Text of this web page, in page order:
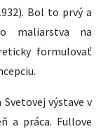
Bol to prvý a
maliarstva na
formulovať
výstave v
a práca. Fullove